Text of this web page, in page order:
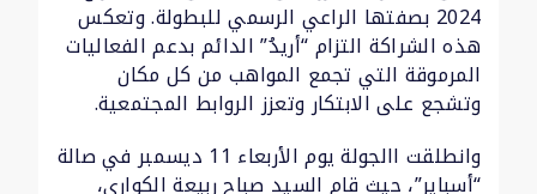
2024 بصفتها الراعي الرسمي للبطولة. وتعكس
هذه الشراكة التزام “أريدُ” الدائم بدعم الفعاليات
المرموقة التي تجمع المواهب من كل مكان
وتشجع على الابتكار وتعزز الروابط المجتمعية.
وانطلقت االجولة يوم الأربعاء 11 ديسمبر في صالة
“أسباير”، حيث قام السيد صباح ربيعة الكواري،